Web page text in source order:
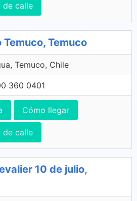
de calle
Temuco
Temuco, Chile
360 0401
Cómo llegar
de calle
10 de julio,